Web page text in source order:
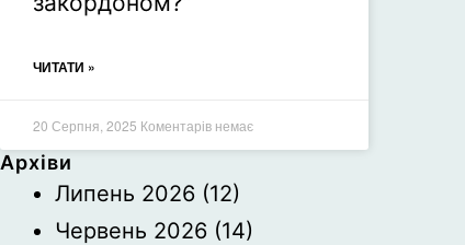
ЧИТАТИ »
20 Серпня, 2025 Коментарів немає
Архіви
Липень 2026 (12)
Червень 2026 (14)